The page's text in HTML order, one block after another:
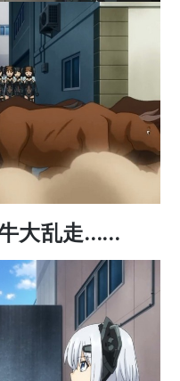
大乱走……